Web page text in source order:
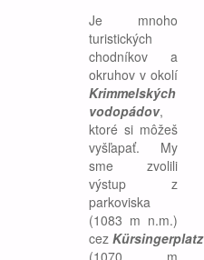
Je mnoho
turistických
chodníkov a
okruhov v okolí
Krimmelských
vodopádov,
ktoré si môžeš
vyšľapať. My
sme zvolili
výstup z
parkoviska
(1083 m n.m.)
cez Kürsingerplatz